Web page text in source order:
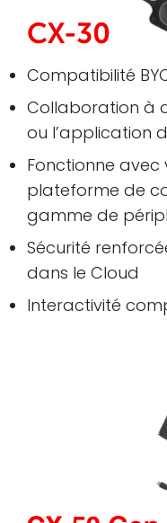
Compatibilité
Collaboration à
ou l’application
Fonctionne
plateforme de
gamme de
Sécurité
dans le Cloud
Interactivité